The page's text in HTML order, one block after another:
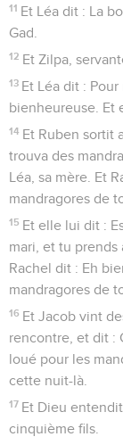
11 Et Léa dit : La
Gad.
12 Et Zilpa,
13 Et Léa dit :
bienheureuse. Et
14 Et Ruben sortit
trouva des
Léa, sa mère. Et
mandragores de
15 Et elle lui dit :
mari, et tu prends
Rachel dit : Eh
mandragores de
16 Et Jacob vint
rencontre, et dit :
loué pour les
cette nuit-là.
17 Et Dieu
cinquième fils.